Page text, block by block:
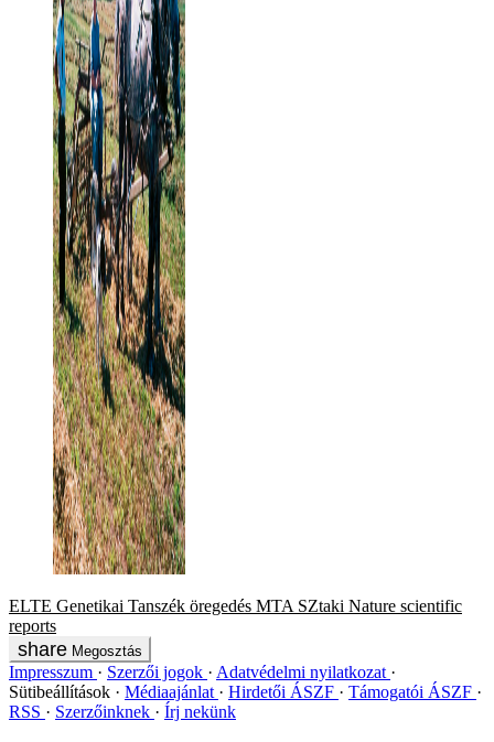
ELTE Genetikai Tanszék öregedés MTA SZtaki Nature scientific
reports
Megosztás
Impresszum Szerzői jogok
Adatvédelmi nyilatkozat
Sütibeállítások
Médiaajánlat Hirdetői ÁSZF
Támogatói ÁSZF
RSS
Szerzőinknek Írj nekünk